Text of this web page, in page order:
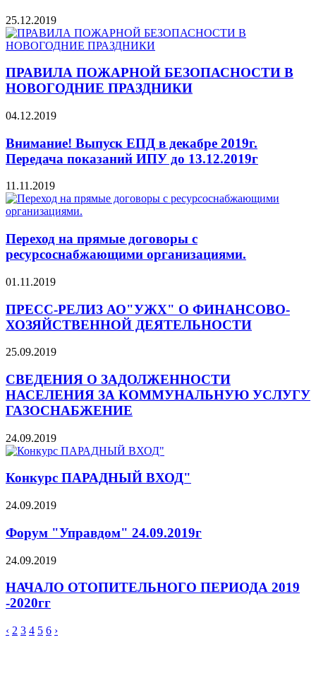
25.12.2019
ПРАВИЛА ПОЖАРНОЙ БЕЗОПАСНОСТИ В
НОВОГОДНИЕ ПРАЗДНИКИ
04.12.2019
Внимание! Выпуск ЕПД в декабре 2019г.
Передача показаний ИПУ до 13.12.2019г
11.11.2019
Переход на прямые договоры с
ресурсоснабжающими организациями.
01.11.2019
ПРЕСС-РЕЛИЗ АО"УЖХ" О ФИНАНСОВО-
ХОЗЯЙСТВЕННОЙ ДЕЯТЕЛЬНОСТИ
25.09.2019
СВЕДЕНИЯ О ЗАДОЛЖЕННОСТИ
НАСЕЛЕНИЯ ЗА КОММУНАЛЬНУЮ УСЛУГУ
ГАЗОСНАБЖЕНИЕ
24.09.2019
Конкурс ПАРАДНЫЙ ВХОД"
24.09.2019
Форум "Управдом" 24.09.2019г
24.09.2019
НАЧАЛО ОТОПИТЕЛЬНОГО ПЕРИОДА 2019
-2020гг
‹ 2 3 4 5 6 ›